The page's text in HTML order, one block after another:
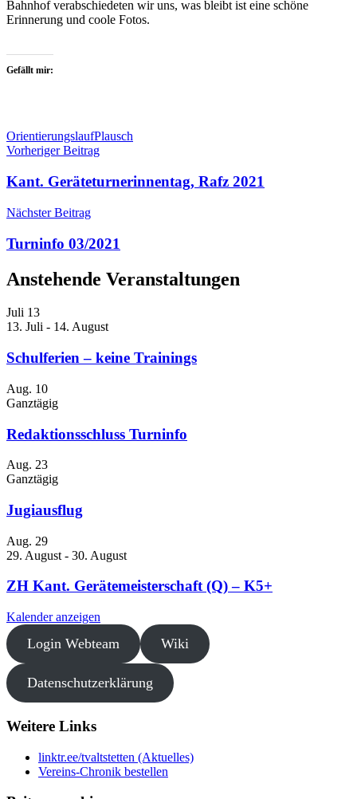
Bahnhof verabschiedeten wir uns, was bleibt ist eine schöne
Erinnerung und coole Fotos.
Gefällt mir:
OrientierungslaufPlausch
Beitragsnavigation
Vorheriger Beitrag
Kant. Geräteturnerinnentag, Rafz 2021
Nächster Beitrag
Turninfo 03/2021
Anstehende Veranstaltungen
Juli 13
13. Juli - 14. August
Schulferien – keine Trainings
Aug. 10
Ganztägig
Redaktionsschluss Turninfo
Aug. 23
Ganztägig
Jugiausflug
Aug. 29
29. August - 30. August
ZH Kant. Gerätemeisterschaft (Q) – K5+
Kalender anzeigen
Login Webteam Wiki
Datenschutzerklärung
Weitere Links
linktr.ee/tvaltstetten (Aktuelles)
Vereins-Chronik bestellen